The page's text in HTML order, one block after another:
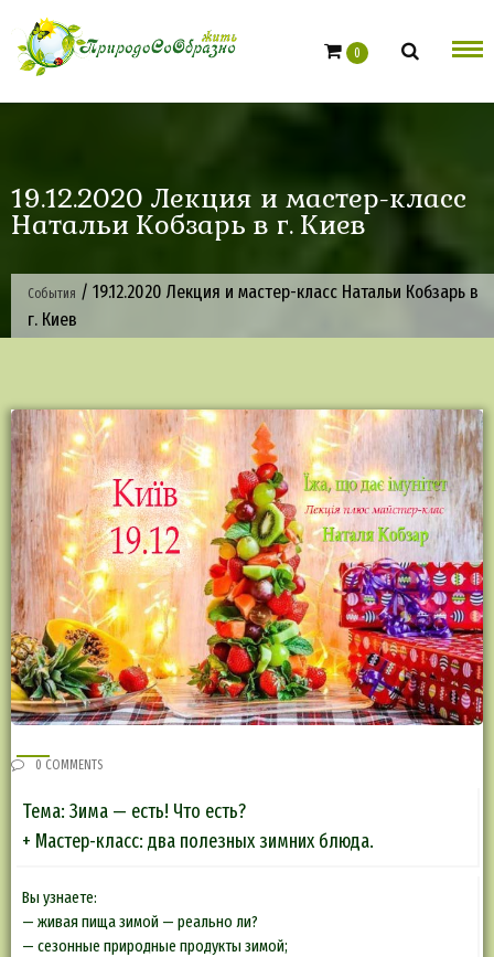
content
0
19.12.2020 Лекция и мастер-класс
Натальи Кобзарь в г. Киев
События / 19.12.2020 Лекция и мастер-класс Натальи Кобзарь в
г. Киев
0 COMMENTS
Тема: Зима — есть! Что есть?
+ Мастер-класс: два полезных зимних блюда.
Вы узнаете:
— живая пища зимой — реально ли?
— сезонные природные продукты зимой;